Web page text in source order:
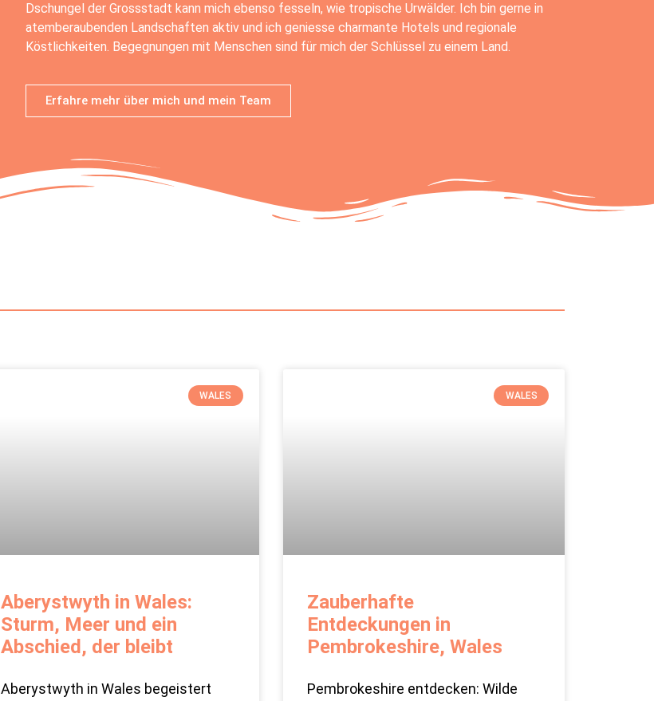
Dschungel der Grossstadt kann mich ebenso fesseln, wie tropische Urwälder. Ich bin gerne in
atemberaubenden Landschaften aktiv und ich geniesse charmante Hotels und regionale
Köstlichkeiten. Begegnungen mit Menschen sind für mich der Schlüssel zu einem Land.
Erfahre mehr über mich und mein Team
WALES
Aberystwyth in Wales:
Sturm, Meer und ein
Abschied, der bleibt
Aberystwyth in Wales begeistert
WALES
Zauberhafte
Entdeckungen in
Pembrokeshire, Wales
Pembrokeshire entdecken: Wilde